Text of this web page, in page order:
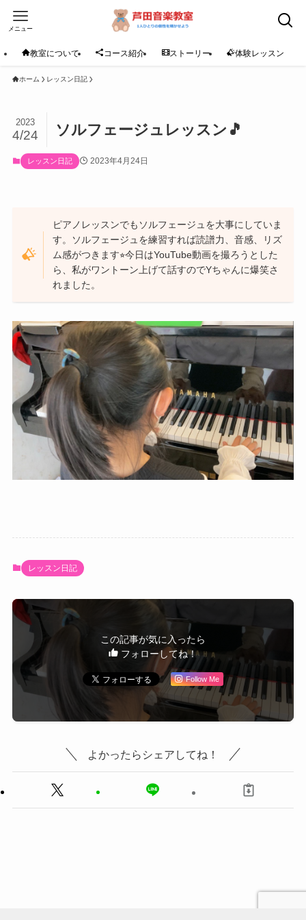
メニュー
教室について コース紹介 ストーリー 体験レッスン
ホーム レッスン日記
ソルフェージュレッスン🎵
2023
4/24
レッスン日記 2023年4月24日
ピアノレッスンでもソルフェージュを大事にしていま
す。ソルフェージュを練習すれば読譜力、音感、リズ
ム感がつきます⭐︎今日はYouTube動画を撮ろうとした
ら、私がワントーン上げて話すのでYちゃんに爆笑さ
れました。
レッスン日記
この記事が気に入ったら
フォローしてね！
Follow Me
よかったらシェアしてね！